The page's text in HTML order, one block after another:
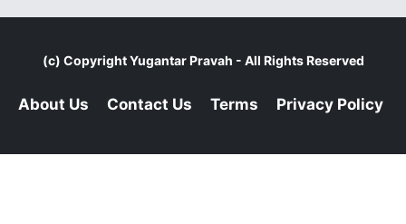
(c) CopyrightYugantar Pravah - All Rights Reserved
About Us Contact Us Terms Privacy Policy